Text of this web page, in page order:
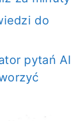
do
pytań AI